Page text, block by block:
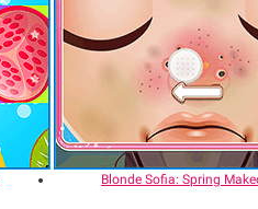
Blonde Sofia: Spring